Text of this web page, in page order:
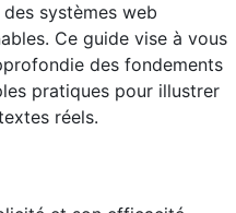
systèmes web
Ce guide vise à vous
des fondements
pratiques pour illustrer
réels.